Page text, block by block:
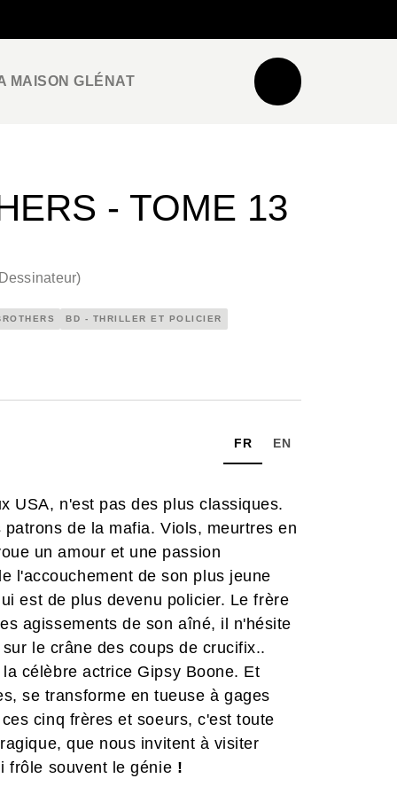
MAISON GLÉNAT
- TOME 13
Dessinateur)
BD - THRILLER ET POLICIER
FR EN
USA, n'est pas des plus classiques.
de la mafia. Viols, meurtres en
un amour et une passion
l'accouchement de son plus jeune
est de plus devenu policier. Le frère
agissements de son aîné, il n'hésite
le crâne des coups de crucifix..
célèbre actrice Gipsy Boone. Et
se transforme en tueuse à gages
cinq frères et soeurs, c'est toute
que nous invitent à visiter
frôle souvent le génie !